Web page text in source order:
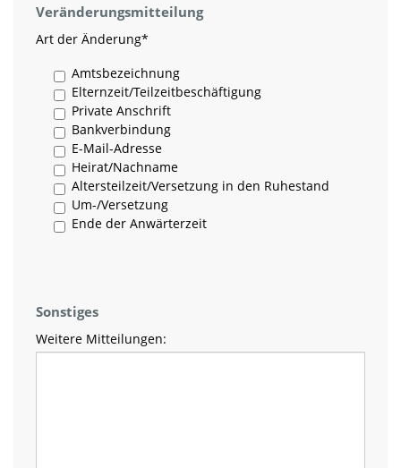
Veränderungsmitteilung
Art der Änderung*
Amtsbezeichnung
Elternzeit/Teilzeitbeschäftigung
Private Anschrift
Bankverbindung
E-Mail-Adresse
Heirat/Nachname
Altersteilzeit/Versetzung in den Ruhestand
Um-/Versetzung
Ende der Anwärterzeit
Sonstiges
Weitere Mitteilungen: